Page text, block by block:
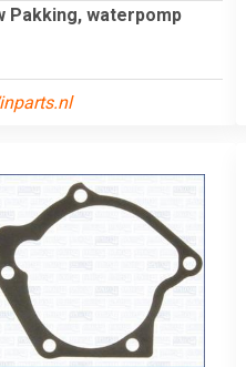
Pakking, waterpomp